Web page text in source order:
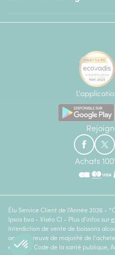
Achats
Élu Service Client de l'Année 2026 -
Ipsos bva - Viséo CI - Plus d'infos sur
Interdiction de vente de boissons
ans. La preuve de majorité de
en ligne. Code de la santé publique,